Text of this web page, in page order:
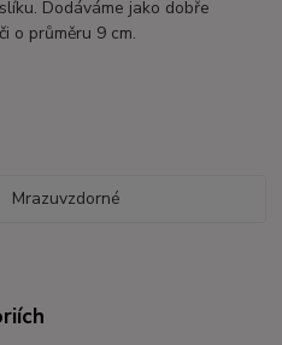
Dodáváme jako dobře
o průměru 9 cm.
Mrazuvzdorné